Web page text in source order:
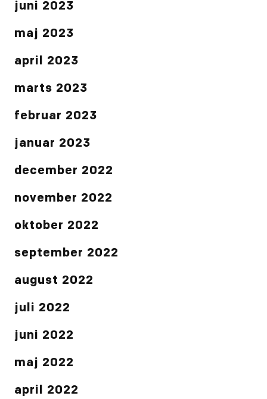
juni 2023
maj 2023
april 2023
marts 2023
februar 2023
januar 2023
december 2022
november 2022
oktober 2022
september 2022
august 2022
juli 2022
juni 2022
maj 2022
april 2022